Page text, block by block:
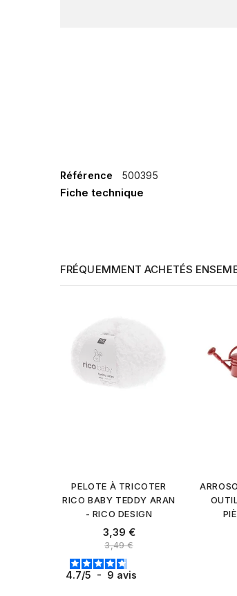
Référence 500395
Fiche technique
FRÉQUEMMENT ACHETÉS
PELOTE À TRICOTER
RICO BABY TEDDY ARAN
- RICO DESIGN
Prix
3,39 €
Prix normal
3,49 €
4.7/5 - 9 avis